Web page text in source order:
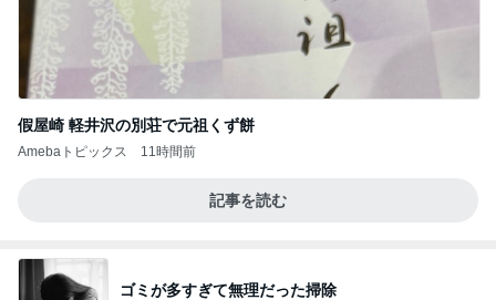
假屋崎 軽井沢の別荘で元祖くず餅
Amebaトピックス 11時間前
記事を読む
ゴミが多すぎて無理だった掃除